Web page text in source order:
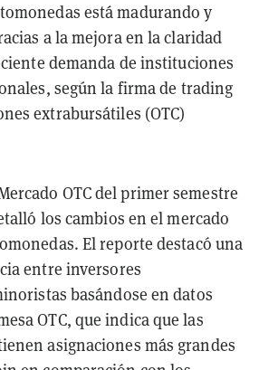
está madurando y
a la mejora en la claridad
demanda de instituciones
según la firma de trading
extrabursátiles (OTC)
OTC del primer semestre
los cambios en el mercado
El reporte destacó una
entre inversores
basándose en datos
OTC, que indica que las
asignaciones más grandes